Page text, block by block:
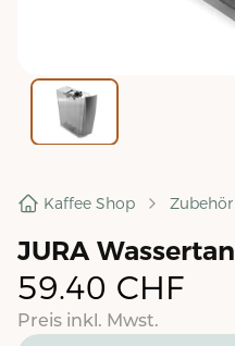
Kaffee Shop Zubehör
JURA
59.40 CHF
Preis inkl. Mwst.